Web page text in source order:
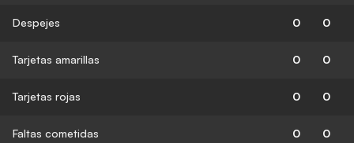
Despejes 0 0
Tarjetas amarillas 0 0
Tarjetas rojas 0 0
Faltas cometidas 0 0